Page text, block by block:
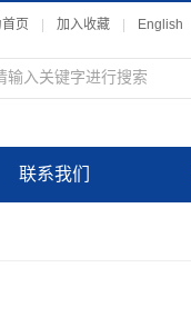
页 加入收藏 English
联系我们